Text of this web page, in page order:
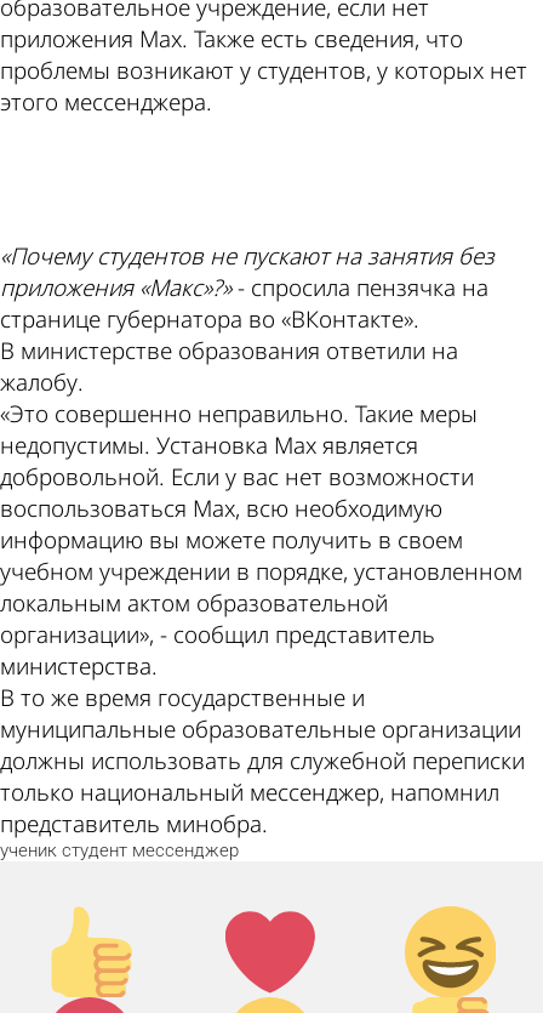
образовательное учреждение, если нет
приложения Max. Также есть сведения, что
проблемы возникают у студентов, у которых нет
этого мессенджера.
«Почему студентов не пускают на занятия без
приложения «Макс»?»- спросила пензячка на
странице губернатора во «ВКонтакте».
В министерстве образования ответили на
жалобу.
«Это совершенно неправильно. Такие меры
недопустимы. Установка Max является
добровольной. Если у вас нет возможности
воспользоваться Max, всю необходимую
информацию вы можете получить в своем
учебном учреждении в порядке, установленном
локальным актом образовательной
организации», - сообщил представитель
министерства.
В то же время государственные и
муниципальные образовательные организации
должны использовать для служебной переписки
только национальный мессенджер, напомнил
представитель минобра.
ученик студент мессенджер
Палец
вверх!
Лайк!
Дикий
смех!